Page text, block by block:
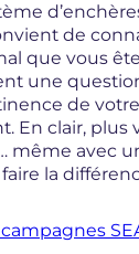
de
que vous
une
de
En clair,
même avec
la